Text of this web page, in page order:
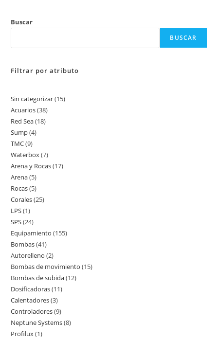
Buscar
BUSCAR
Filtrar por atributo
Sin categorizar 1515
Acuarios 3838
productos
Red Sea 1818
Sump 44
TMC 99
productos
Waterbox 77
productos
Arena y Rocas 1717
Arena 55
productos
Rocas 55
productos
Corales 2525
LPS 11
producto
SPS 2424
productos
Equipamiento 155155
Bombas 4141
productos
Autorelleno 22
productos
Bombas de movimiento 1515
Bombas de subida 1212
Dosificadoras 1111
Calentadores 33
productos
Controladores 99
productos
Neptune Systems 88
Profilux 11